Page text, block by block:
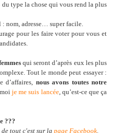
type la chose qui vous rend la plus
nom, adresse… super facile.
pour les faire voter pour vous et
qui seront d’après eux les plus
Tout le monde peut essayer :
d’affaires, nous avons toutes notre
moije me suis lancée, qu’est-ce que ça
???
tout c'est sur la page Facebook.